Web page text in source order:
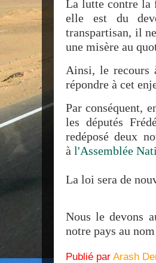
La lutte contre la
elle est du
transpartisan, il
une misère au
Ainsi, le recours
répondre à cet
Par conséquent,
les députés
redéposé deux
à l'Assemblée
La loi sera de
Nous le devons
notre pays au
Publié par Arash